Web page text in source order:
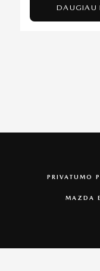
DAUGIAU
PRIVATUMO
MAZDA